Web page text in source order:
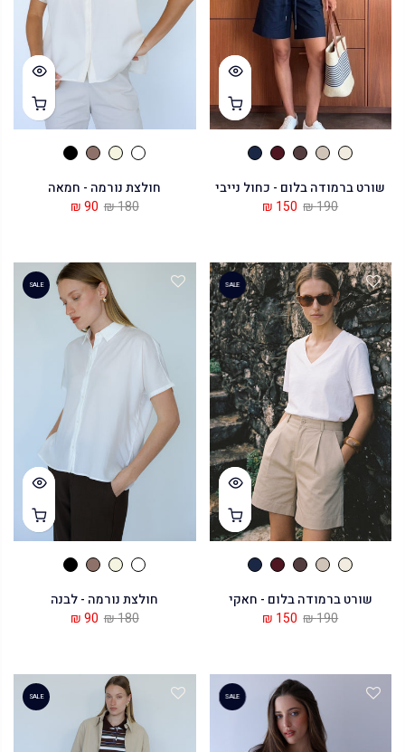
שורט ברמודה בלום - כחול נייבי
190 ₪
150 ₪
חולצת נורמה - חמאה
180 ₪
90 ₪
SALE
שורט ברמודה בלום - חאקי
190 ₪
150 ₪
SALE
חולצת נורמה - לבנה
180 ₪
90 ₪
SALE
SALE